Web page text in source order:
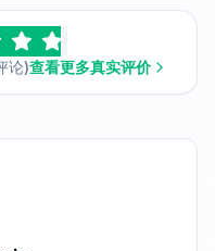
论)查看更多真实评价